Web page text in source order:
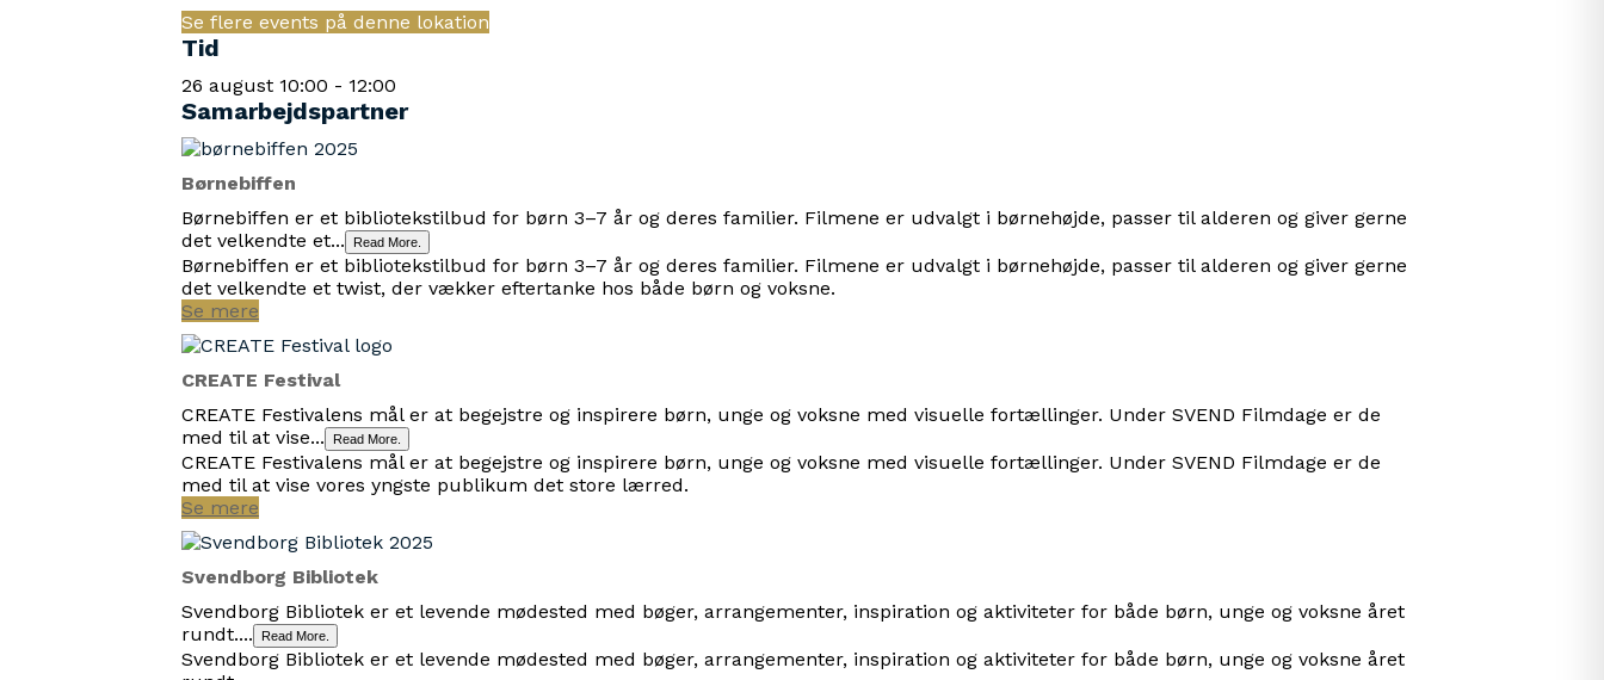
Se flere events på denne lokation
Tid
26 august 10:00 - 12:00
Samarbejdspartner
Børnebiffen
Børnebiffen er et bibliotekstilbud for børn 3–7 år og deres familier. Filmene er udvalgt i børnehøjde, passer til alderen og giver gerne
det velkendte et...
Read More.
Børnebiffen er et bibliotekstilbud for børn 3–7 år og deres familier. Filmene er udvalgt i børnehøjde, passer til alderen og giver gerne
det velkendte et twist, der vækker eftertanke hos både børn og voksne.
Se mere
CREATE Festival
CREATE Festivalens mål er at begejstre og inspirere børn, unge og voksne med visuelle fortællinger. Under SVEND Filmdage er de
med til at vise...
Read More.
CREATE Festivalens mål er at begejstre og inspirere børn, unge og voksne med visuelle fortællinger. Under SVEND Filmdage er de
med til at vise vores yngste publikum det store lærred.
Se mere
Svendborg Bibliotek
Svendborg Bibliotek er et levende mødested med bøger, arrangementer, inspiration og aktiviteter for både børn, unge og voksne året
rundt....
Read More.
Svendborg Bibliotek er et levende mødested med bøger, arrangementer, inspiration og aktiviteter for både børn, unge og voksne året